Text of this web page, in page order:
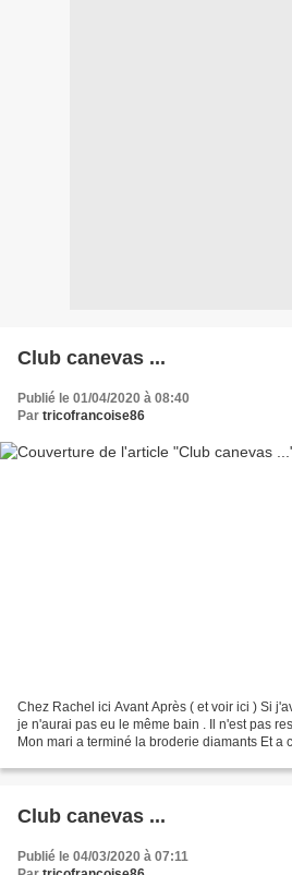
Club canevas ...
Publié le 01/04/2020 à 08:40
Par tricofrancoise86
Chez Rachel ici Avant Après ( et voir ici ) Si
je n'aurai pas eu le même bain . Il n'est pas
Mon mari a terminé la broderie diamants Et a
Club canevas ...
Publié le 04/03/2020 à 07:11